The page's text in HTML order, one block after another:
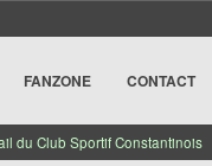
FANZONE CONTACT
du Club Sportif Constantinois